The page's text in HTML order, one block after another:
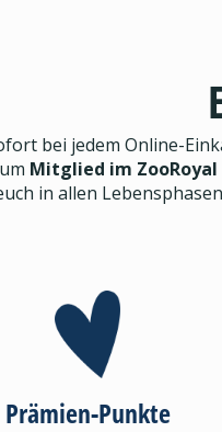
bei jedem Online-
Mitglied im ZooRoyal
in allen
Prämien-Punkte